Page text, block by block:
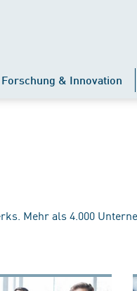
Forschung & Innovation
Mehr als 4.000